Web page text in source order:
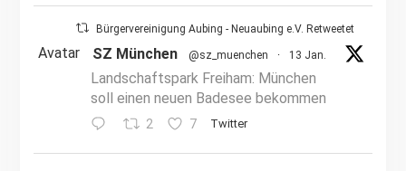
Bürgervereinigung Aubing - Neuaubing e.V. Retweetet
Avatar SZ München @sz_muenchen · 13 Jan.
Landschaftspark Freiham: München
soll einen neuen Badesee bekommen
2 7 Twitter